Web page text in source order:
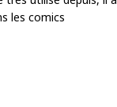
les comics